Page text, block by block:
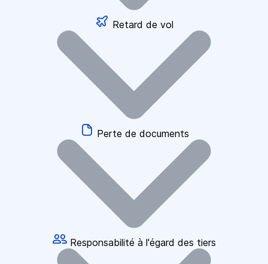
Retard de vol
Perte de documents
Responsabilité à l'égard des tiers